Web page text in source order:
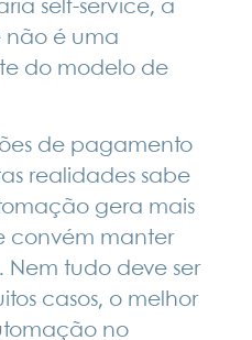
self-service, a
não é uma
do modelo de
de pagamento
realidades sabe
gera mais
convém manter
tudo deve ser
casos, o melhor
no